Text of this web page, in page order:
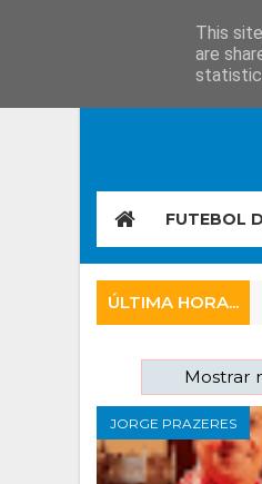
FUTEBOL
ÚLTIMA HORA...
Mostrar
JORGE PRAZERES
This
are